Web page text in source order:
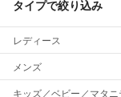
タイプで絞り込み
レディース
メンズ
キッズ／ベビー／マタニ